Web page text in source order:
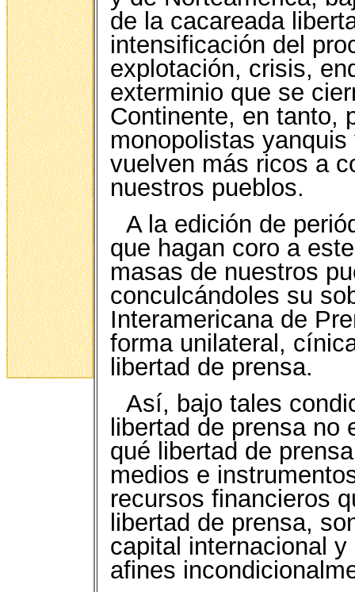
de la cacareada
intensificación del
explotación, crisis,
exterminio que se
Continente, en tanto,
monopolistas
vuelven más ricos a
nuestros pueblos.
A la edición de
que hagan coro a
masas de nuestros
conculcándoles su
Interamericana de
forma unilateral,
libertad de prensa.
Así, bajo tales
libertad de prensa
qué libertad de
medios e
recursos financieros
libertad de prensa,
capital internacional
afines